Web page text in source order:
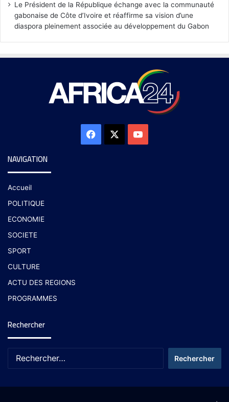
Le Président de la République échange avec la communauté
gabonaise de Côte d’Ivoire et réaffirme sa vision d’une
diaspora pleinement associée au développement du Gabon
NAVIGATION
Accueil
POLITIQUE
ECONOMIE
SOCIETE
SPORT
CULTURE
ACTU DES REGIONS
PROGRAMMES
Rechercher